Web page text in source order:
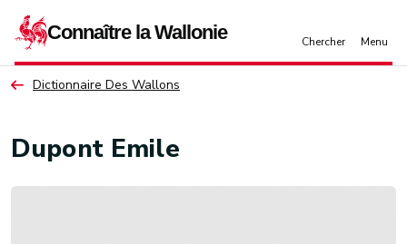
Dictionnaire Des Wallons
Dupont Emile